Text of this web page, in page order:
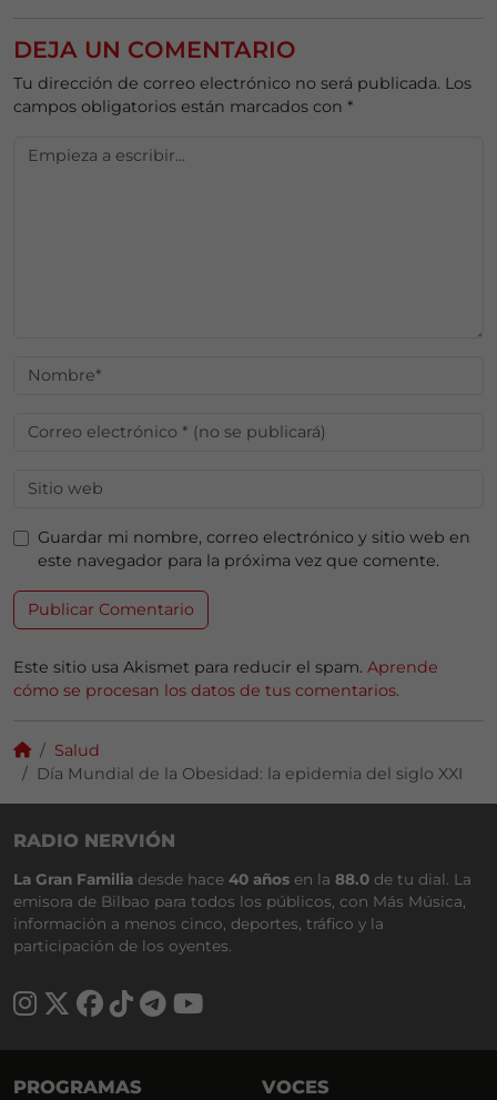
DEJA UN COMENTARIO
Tu dirección de correo electrónico no será publicada. Los
campos obligatorios están marcados con *
Guardar mi nombre, correo electrónico y sitio web en
este navegador para la próxima vez que comente.
Este sitio usa Akismet para reducir el spam. Aprende
cómo se procesan los datos de tus comentarios.
Salud
Día Mundial de la Obesidad: la epidemia del siglo XXI
RADIO NERVIÓN
La Gran Familia desde hace 40 años en la 88.0 de tu dial. La
emisora de Bilbao para todos los públicos, con Más Música,
información a menos cinco, deportes, tráfico y la
participación de los oyentes.
PROGRAMAS VOCES